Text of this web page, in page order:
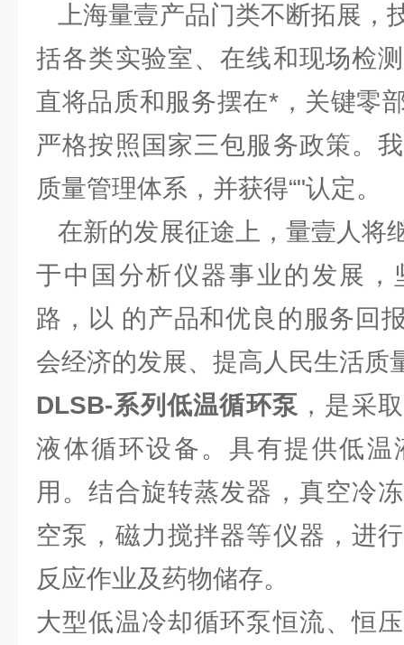
上海量壹产品门类不断拓展，
括各类实验室、在线和现场检
直将品质和服务摆在*，关键零
严格按照国家三包服务政策。
质量管理体系，并获得“"认定。
在新的发展征途上，量壹人将
于中国分析仪器事业的发展，
路，以 的产品和优良的服务回
会经济的发展、提高人民生活质
DLSB-系列低温循环泵 ，是采
液体循环设备。具有提供低温
用。结合旋转蒸发器，真空冷
空泵，磁力搅拌器等仪器，进
反应作业及药物储存。
大型低温冷却循环泵恒流、恒